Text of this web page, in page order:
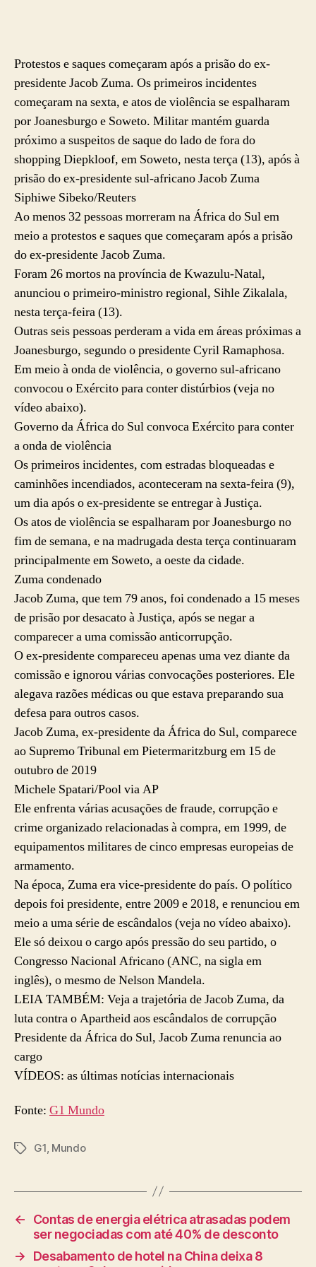
Protestos e saques começaram após a prisão do ex-
presidente Jacob Zuma. Os primeiros incidentes
começaram na sexta, e atos de violência se espalharam
por Joanesburgo e Soweto. Militar mantém guarda
próximo a suspeitos de saque do lado de fora do
shopping Diepkloof, em Soweto, nesta terça (13), após à
prisão do ex-presidente sul-africano Jacob Zuma
Siphiwe Sibeko/Reuters
Ao menos 32 pessoas morreram na África do Sul em
meio a protestos e saques que começaram após a prisão
do ex-presidente Jacob Zuma.
Foram 26 mortos na província de Kwazulu-Natal,
anunciou o primeiro-ministro regional, Sihle Zikalala,
nesta terça-feira (13).
Outras seis pessoas perderam a vida em áreas próximas a
Joanesburgo, segundo o presidente Cyril Ramaphosa.
Em meio à onda de violência, o governo sul-africano
convocou o Exército para conter distúrbios (veja no
vídeo abaixo).
Governo da África do Sul convoca Exército para conter
a onda de violência
Os primeiros incidentes, com estradas bloqueadas e
caminhões incendiados, aconteceram na sexta-feira (9),
um dia após o ex-presidente se entregar à Justiça.
Os atos de violência se espalharam por Joanesburgo no
fim de semana, e na madrugada desta terça continuaram
principalmente em Soweto, a oeste da cidade.
Zuma condenado
Jacob Zuma, que tem 79 anos, foi condenado a 15 meses
de prisão por desacato à Justiça, após se negar a
comparecer a uma comissão anticorrupção.
O ex-presidente compareceu apenas uma vez diante da
comissão e ignorou várias convocações posteriores. Ele
alegava razões médicas ou que estava preparando sua
defesa para outros casos.
Jacob Zuma, ex-presidente da África do Sul, comparece
ao Supremo Tribunal em Pietermaritzburg em 15 de
outubro de 2019
Michele Spatari/Pool via AP
Ele enfrenta várias acusações de fraude, corrupção e
crime organizado relacionadas à compra, em 1999, de
equipamentos militares de cinco empresas europeias de
armamento.
Na época, Zuma era vice-presidente do país. O político
depois foi presidente, entre 2009 e 2018, e renunciou em
meio a uma série de escândalos (veja no vídeo abaixo).
Ele só deixou o cargo após pressão do seu partido, o
Congresso Nacional Africano (ANC, na sigla em
inglês), o mesmo de Nelson Mandela.
LEIA TAMBÉM: Veja a trajetória de Jacob Zuma, da
luta contra o Apartheid aos escândalos de corrupção
Presidente da África do Sul, Jacob Zuma renuncia ao
cargo
VÍDEOS: as últimas notícias internacionais
Fonte: G1 Mundo
TagsG1 Mundo
←
Contas de energia elétrica atrasadas podem
ser negociadas com até 40% de desconto
→
Desabamento de hotel na China deixa 8